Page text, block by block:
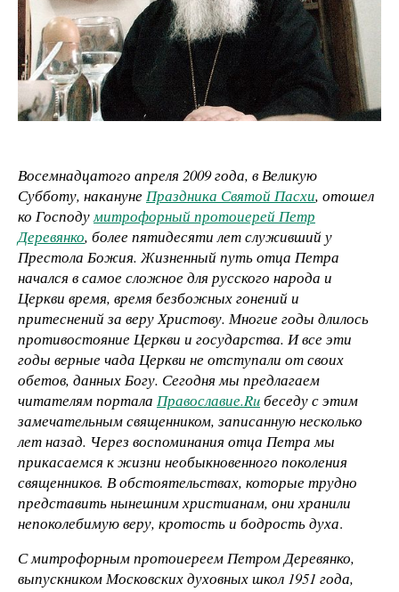
Восемнадцатого апреля 2009 года, в Великую
Субботу, наканунеПраздника Святой Пасхи, отошел
ко Господумитрофорный протоиерей Петр
Деревянко, более пятидесяти лет служивший у
Престола Божия. Жизненный путь отца Петра
начался в самое сложное для русского народа и
Церкви время, время безбожных гонений и
притеснений за веру Христову. Многие годы длилось
противостояние Церкви и государства. И все эти
годы верные чада Церкви не отступали от своих
обетов, данных Богу. Сегодня мы предлагаем
читателям портала Православие.Ruбеседу с этим
замечательным священником, записанную несколько
лет назад. Через воспоминания отца Петра мы
прикасаемся к жизни необыкновенного поколения
священников. В обстоятельствах, которые трудно
представить нынешним христианам, они хранили
непоколебимую веру, кротость и бодрость духа.
С митрофорным протоиереем Петром Деревянко,
выпускником Московских духовных школ 1951 года,